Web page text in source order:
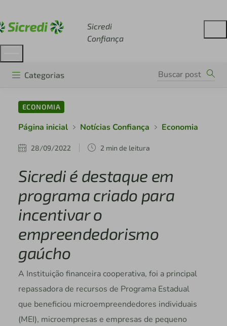
Sicredi
Confiança
Categorias
ECONOMIA
Página inicial Notícias Confiança Economia
28/09/2022 2 min de leitura
Sicredi é destaque em
programa criado para
incentivar o
empreendedorismo
gaúcho
A Instituição financeira cooperativa, foi a principal
repassadora de recursos de Programa Estadual
que beneficiou microempreendedores individuais
(MEI), microempresas e empresas de pequeno